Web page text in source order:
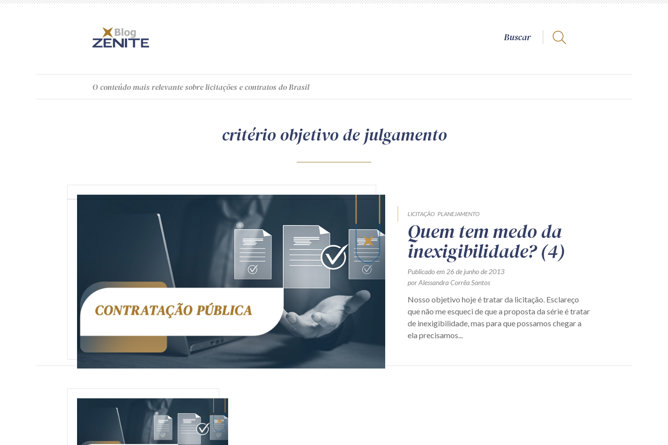
O conteúdomais relevante sobre licitações e contratos do Brasil
critério objetivo de julgamento
LICITAÇÃO PLANEJAMENTO
Quem tem medo da
inexigibilidade? (4)
Publicado em 26 de junho de 2013
por Alessandra Corrêa Santos
Nosso objetivo hoje é tratar da licitação. Esclareço
que não me esqueci de que a proposta da série é tratar
de inexigibilidade, mas para que possamos chegar a
ela precisamos...